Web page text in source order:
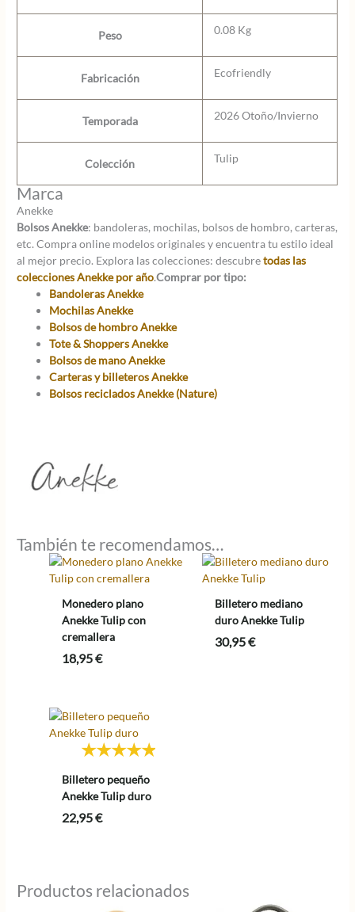
Peso 0.08 Kg
Fabricación Ecofriendly
Temporada 2026 Otoño/Invierno
Colección Tulip
Marca
Anekke
Bolsos Anekke: bandoleras, mochilas, bolsos de hombro, carteras,
etc. Compra online modelos originales y encuentra tu estilo ideal
al mejor precio. Explora las colecciones: descubretodas las
colecciones Anekke por año.Comprar por tipo:
Bandoleras Anekke
Mochilas Anekke
Bolsos de hombro Anekke
Tote & Shoppers Anekke
Bolsos de mano Anekke
Carteras y billeteros Anekke
Bolsos reciclados Anekke (Nature)
También te recomendamos…
Monedero plano
Anekke Tulip con
cremallera
18,95€
Billetero mediano
duro Anekke Tulip
30,95€
Billetero pequeño
Anekke Tulip duro
22,95€
Productos relacionados